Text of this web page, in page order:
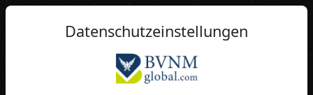
DE
Datenschutzeinstellungen